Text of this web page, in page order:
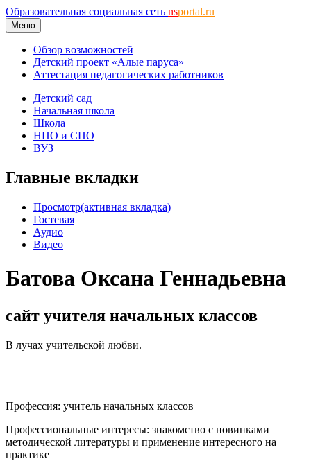
Образовательная социальная сеть nsportal.ru
Меню
Обзор возможностей
Детский проект «Алые паруса»
Аттестация педагогических работников
Детский сад
Начальная школа
Школа
НПО и СПО
ВУЗ
Главные вкладки
Просмотр(активная вкладка)
Гостевая
Аудио
Видео
Батова Оксана Геннадьевна
сайт учителя начальных классов
В лучах учительской любви.
Профессия: учитель начальных классов
Профессиональные интересы: знакомство с новинками
методической литературы и применение интересного на
практике